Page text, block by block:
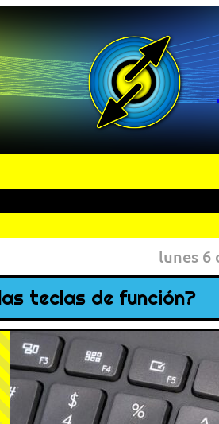
lunes 6
teclas de función?